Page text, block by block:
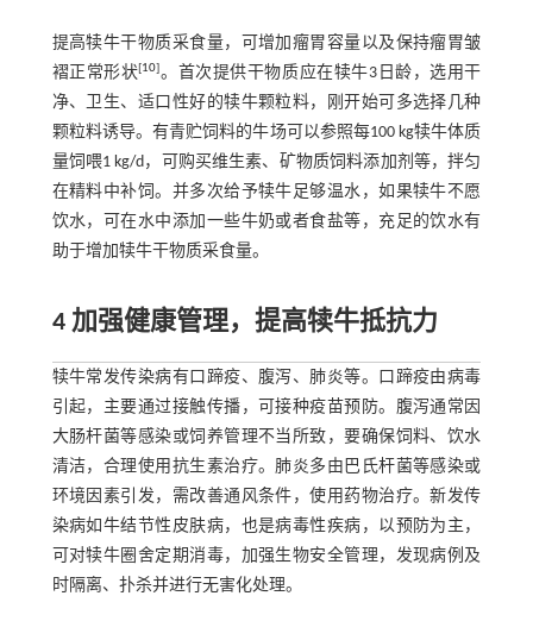
提高犊牛干物质采食量，可增加瘤胃容量以及保持瘤胃皱
褶正常形状[10]。首次提供干物质应在犊牛3日龄，选用干
净、卫生、适口性好的犊牛颗粒料，刚开始可多选择几种
颗粒料诱导。有青贮饲料的牛场可以参照每100 kg犊牛体质
量饲喂1 kg/d，可购买维生素、矿物质饲料添加剂等，拌匀
在精料中补饲。并多次给予犊牛足够温水，如果犊牛不愿
饮水，可在水中添加一些牛奶或者食盐等，充足的饮水有
助于增加犊牛干物质采食量。
4 加强健康管理，提高犊牛抵抗力
犊牛常发传染病有口蹄疫、腹泻、肺炎等。口蹄疫由病毒
引起，主要通过接触传播，可接种疫苗预防。腹泻通常因
大肠杆菌等感染或饲养管理不当所致，要确保饲料、饮水
清洁，合理使用抗生素治疗。肺炎多由巴氏杆菌等感染或
环境因素引发，需改善通风条件，使用药物治疗。新发传
染病如牛结节性皮肤病，也是病毒性疾病，以预防为主，
可对犊牛圈舍定期消毒，加强生物安全管理，发现病例及
时隔离、扑杀并进行无害化处理。